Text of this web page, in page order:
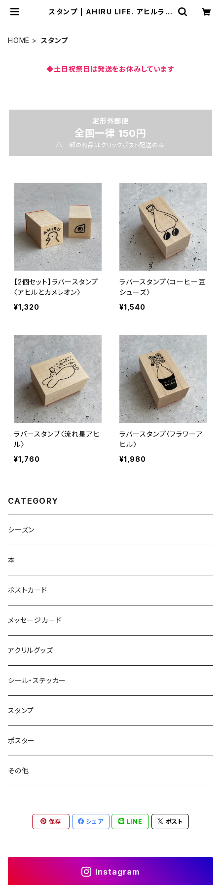
スタンプ | AHIRU LIFE. アヒルライ
HOME スタンプ
◆土日祝祭日は発送をお休みしています
定形外郵便
全国一律 150円
⚠️一部の商品はクリックポスト配送のみ
【2個セット】ラバースタンプ
〈アヒルとカメレオン〉
¥1,320
ラバースタンプ〈コーヒー豆
シューズ〉
¥1,540
ラバースタンプ〈流れ星アヒ
ル〉
¥1,760
ラバースタンプ〈フラワーア
ヒル〉
¥1,980
CATEGORY
シーズン
本
ポストカード
メッセージカード
アクリルグッズ
シール・ステッカー
スタンプ
ポスター
その他
保存 シェア LINE ポスト
Instagram